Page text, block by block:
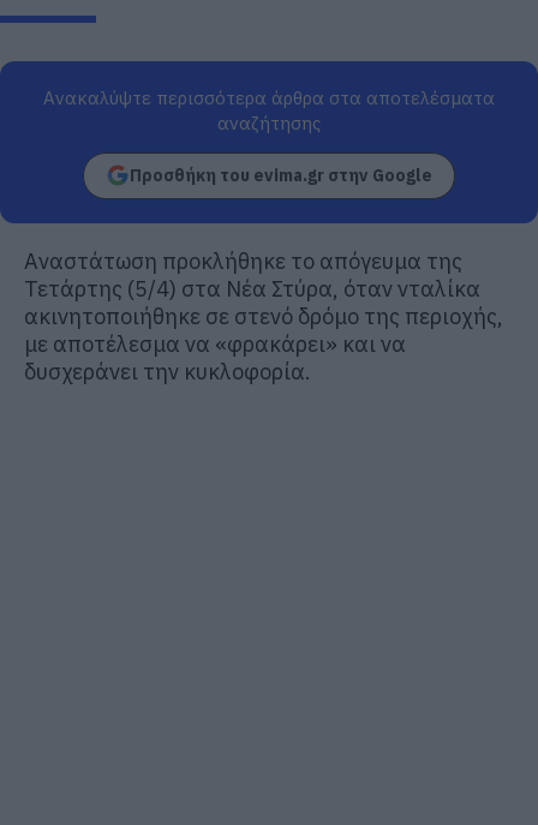
Ανακαλύψτε περισσότερα άρθρα στα αποτελέσματα
αναζήτησης
Προσθήκη του evima.gr στην Google
Αναστάτωση προκλήθηκε το απόγευμα της
Τετάρτης (5/4) στα Νέα Στύρα, όταν νταλίκα
ακινητοποιήθηκε σε στενό δρόμο της περιοχής,
με αποτέλεσμα να «φρακάρει» και να
δυσχεράνει την κυκλοφορία.